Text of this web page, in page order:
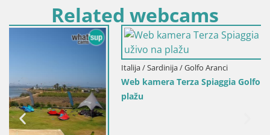
Related webcams
Italija / Sardinija / Golfo Aranci
Web kamera Terza Spiaggia Golfo Aranci – Pogled uživo na
plažu